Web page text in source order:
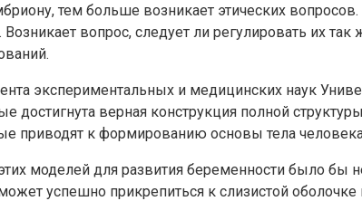
тем больше возникает этических
вопрос, следует ли регулировать их
экспериментальных и медицинских наук
достигнута верная конструкция полной
приводят к формированию основы тела
моделей для развития беременности было
успешно прикрепиться к слизистой оболочке